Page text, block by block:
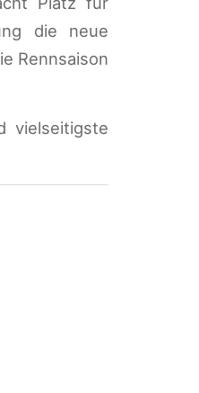
die neue
Rennsaison
vielseitigste